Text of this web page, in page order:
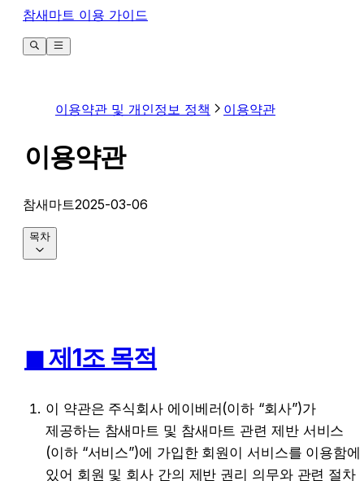
참새마트 이용 가이드
이용약관 및 개인정보 정책 이용약관
이용약관
참새마트2025-03-06
◼︎ 제1조 목적
이 약관은 주식회사 에이베러(이하 “회사”)가
제공하는 참새마트 및 참새마트 관련 제반 서비스
(이하 “서비스”)에 가입한 회원이 서비스를 이용함에
있어 회원 및 회사 간의 제반 권리 의무와 관련 절차
목차